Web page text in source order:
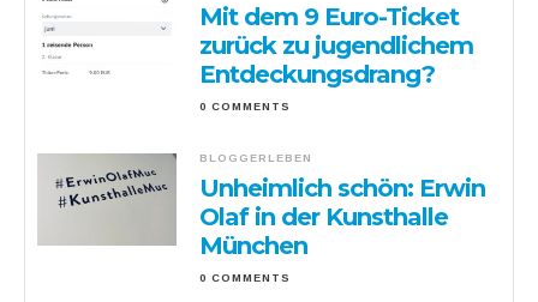
Mit dem 9 Euro-Ticket
zurück zu jugendlichem
Entdeckungsdrang?
0 COMMENTS
BLOGGERLEBEN
Unheimlich schön: Erwin
Olaf in der Kunsthalle
München
0 COMMENTS